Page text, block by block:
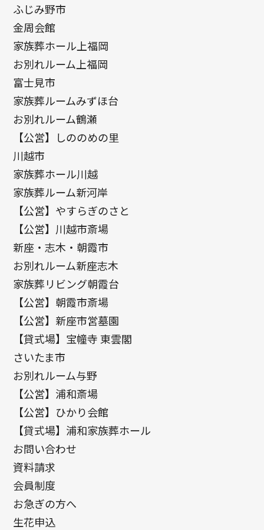
ふじみ野市
金周会館
家族葬ホール上福岡
お別れルーム上福岡
富士見市
家族葬ルームみずほ台
お別れルーム鶴瀬
【公営】しののめの里
川越市
家族葬ホール川越
家族葬ルーム新河岸
【公営】やすらぎのさと
【公営】川越市斎場
新座・志木・朝霞市
お別れルーム新座志木
家族葬リビング朝霞台
【公営】朝霞市斎場
【公営】新座市営墓園
【貸式場】宝幢寺 東雲閣
さいたま市
お別れルーム与野
【公営】浦和斎場
【公営】ひかり会館
【貸式場】浦和家族葬ホール
お問い合わせ
資料請求
会員制度
お急ぎの方へ
生花申込